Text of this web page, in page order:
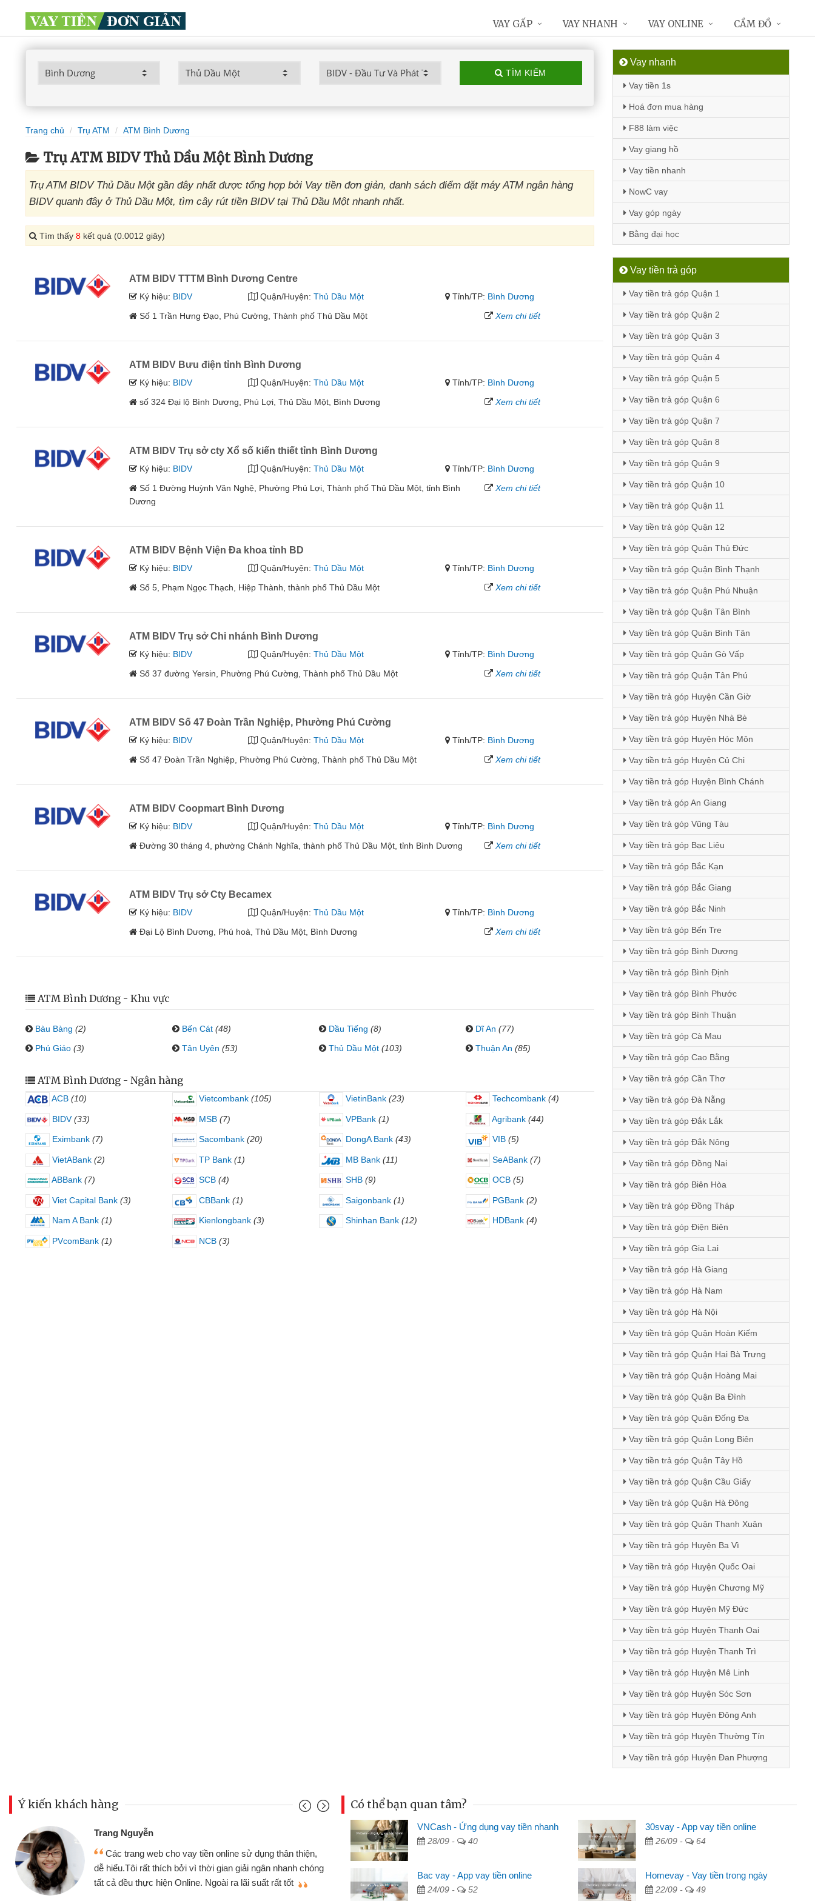
TÌM KIẾM
Trang chủ Trụ ATM ATM Bình Dương
Trụ ATM BIDV Thủ Dầu Một Bình Dương
Trụ ATM BIDV Thủ Dầu Một gần đây nhất được tổng hợp bởi Vay tiền đơn giản, danh sách điểm đặt máy ATM ngân hàng
BIDV quanh đây ở Thủ Dầu Một, tìm cây rút tiền BIDV tại Thủ Dầu Một nhanh nhất.
Tìm thấy 8 kết quả (0.0012 giây)
ATM BIDV TTTM Bình Dương Centre
Ký hiệu: BIDV Quận/Huyện: Thủ Dầu Một Tỉnh/TP: Bình Dương
Số 1 Trần Hưng Đạo, Phú Cường, Thành phố Thủ Dầu Một
Xem chi tiết
ATM BIDV Bưu điện tỉnh Bình Dương
Ký hiệu: BIDV Quận/Huyện: Thủ Dầu Một Tỉnh/TP: Bình Dương
số 324 Đại lộ Bình Dương, Phú Lợi, Thủ Dầu Một, Bình Dương
Xem chi tiết
ATM BIDV Trụ sở cty Xổ số kiến thiết tỉnh Bình Dương
Ký hiệu: BIDV Quận/Huyện: Thủ Dầu Một Tỉnh/TP: Bình Dương
Số 1 Đường Huỳnh Văn Nghệ, Phường Phú Lợi, Thành phố Thủ Dầu Một, tỉnh Bình
Dương
Xem chi tiết
ATM BIDV Bệnh Viện Đa khoa tỉnh BD
Ký hiệu: BIDV Quận/Huyện: Thủ Dầu Một Tỉnh/TP: Bình Dương
Số 5, Phạm Ngọc Thạch, Hiệp Thành, thành phố Thủ Dầu Một
Xem chi tiết
ATM BIDV Trụ sở Chi nhánh Bình Dương
Ký hiệu: BIDV Quận/Huyện: Thủ Dầu Một Tỉnh/TP: Bình Dương
Số 37 đường Yersin, Phường Phú Cường, Thành phố Thủ Dầu Một
Xem chi tiết
ATM BIDV Số 47 Đoàn Trần Nghiệp, Phường Phú Cường
Ký hiệu: BIDV Quận/Huyện: Thủ Dầu Một Tỉnh/TP: Bình Dương
Số 47 Đoàn Trần Nghiệp, Phường Phú Cường, Thành phố Thủ Dầu Một
Xem chi tiết
ATM BIDV Coopmart Bình Dương
Ký hiệu: BIDV Quận/Huyện: Thủ Dầu Một Tỉnh/TP: Bình Dương
Đường 30 tháng 4, phường Chánh Nghĩa, thành phố Thủ Dầu Một, tỉnh Bình Dương
Xem chi tiết
ATM BIDV Trụ sở Cty Becamex
Ký hiệu: BIDV Quận/Huyện: Thủ Dầu Một Tỉnh/TP: Bình Dương
Đại Lộ Bình Dương, Phú hoà, Thủ Dầu Một, Bình Dương
Xem chi tiết
ATM Bình Dương - Khu vực
Bàu Bàng (2) Bến Cát (48) Dầu Tiếng (8) Dĩ An (77)
Phú Giáo (3) Tân Uyên (53) Thủ Dầu Một (103) Thuận An (85)
ATM Bình Dương - Ngân hàng
ACB (10) Vietcombank (105) VietinBank (23) Techcombank (4)
BIDV (33) MSB (7) VPBank (1) Agribank (44)
Eximbank (7) Sacombank (20) DongA Bank (43) VIB (5)
VietABank (2) TP Bank (1) MB Bank (11) SeABank (7)
ABBank (7) SCB (4) SHB (9) OCB (5)
Viet Capital Bank (3) CBBank (1) Saigonbank (1) PGBank (2)
Nam A Bank (1) Kienlongbank (3) Shinhan Bank (12) HDBank (4)
PVcomBank (1) NCB (3)
Vay nhanh
Vay tiền 1s
Hoá đơn mua hàng
F88 làm việc
Vay giang hồ
Vay tiền nhanh
NowC vay
Vay góp ngày
Bằng đại học
Vay tiền trả góp
Vay tiền trả góp Quận 1
Vay tiền trả góp Quận 2
Vay tiền trả góp Quận 3
Vay tiền trả góp Quận 4
Vay tiền trả góp Quận 5
Vay tiền trả góp Quận 6
Vay tiền trả góp Quận 7
Vay tiền trả góp Quận 8
Vay tiền trả góp Quận 9
Vay tiền trả góp Quận 10
Vay tiền trả góp Quận 11
Vay tiền trả góp Quận 12
Vay tiền trả góp Quận Thủ Đức
Vay tiền trả góp Quận Bình Thạnh
Vay tiền trả góp Quận Phú Nhuận
Vay tiền trả góp Quận Tân Bình
Vay tiền trả góp Quận Bình Tân
Vay tiền trả góp Quận Gò Vấp
Vay tiền trả góp Quận Tân Phú
Vay tiền trả góp Huyện Cần Giờ
Vay tiền trả góp Huyện Nhà Bè
Vay tiền trả góp Huyện Hóc Môn
Vay tiền trả góp Huyện Củ Chi
Vay tiền trả góp Huyện Bình Chánh
Vay tiền trả góp An Giang
Vay tiền trả góp Vũng Tàu
Vay tiền trả góp Bạc Liêu
Vay tiền trả góp Bắc Kạn
Vay tiền trả góp Bắc Giang
Vay tiền trả góp Bắc Ninh
Vay tiền trả góp Bến Tre
Vay tiền trả góp Bình Dương
Vay tiền trả góp Bình Định
Vay tiền trả góp Bình Phước
Vay tiền trả góp Bình Thuận
Vay tiền trả góp Cà Mau
Vay tiền trả góp Cao Bằng
Vay tiền trả góp Cần Thơ
Vay tiền trả góp Đà Nẵng
Vay tiền trả góp Đắk Lắk
Vay tiền trả góp Đắk Nông
Vay tiền trả góp Đồng Nai
Vay tiền trả góp Biên Hòa
Vay tiền trả góp Đồng Tháp
Vay tiền trả góp Điện Biên
Vay tiền trả góp Gia Lai
Vay tiền trả góp Hà Giang
Vay tiền trả góp Hà Nam
Vay tiền trả góp Hà Nội
Vay tiền trả góp Quận Hoàn Kiếm
Vay tiền trả góp Quận Hai Bà Trưng
Vay tiền trả góp Quận Hoàng Mai
Vay tiền trả góp Quận Ba Đình
Vay tiền trả góp Quận Đống Đa
Vay tiền trả góp Quận Long Biên
Vay tiền trả góp Quận Tây Hồ
Vay tiền trả góp Quận Cầu Giấy
Vay tiền trả góp Quận Hà Đông
Vay tiền trả góp Quận Thanh Xuân
Vay tiền trả góp Huyện Ba Vì
Vay tiền trả góp Huyện Quốc Oai
Vay tiền trả góp Huyện Chương Mỹ
Vay tiền trả góp Huyện Mỹ Đức
Vay tiền trả góp Huyện Thanh Oai
Vay tiền trả góp Huyện Thanh Trì
Vay tiền trả góp Huyện Mê Linh
Vay tiền trả góp Huyện Sóc Sơn
Vay tiền trả góp Huyện Đông Anh
Vay tiền trả góp Huyện Thường Tín
Vay tiền trả góp Huyện Đan Phượng
VAY GẤP VAY NHANH VAY ONLINE CẦM ĐỒ
Ý kiến khách hàng
thiện,
chóng
Đoàn Hữu Cảnh
Mình cần tiền gấp nên định cầm cố chiếc xe wave
nhưng thật may đã có gói vay tiền bằng CMND online
không cần gặp mặt nên rất tiện lợi, sẽ giới thiệu cho bạn
Mai Lan - Sinh viên
Tôi biết đến thông qua quảng cáo trên facebook. Tôi là
sinh viên nên cần đóng tiền nhà, sinh nhật bạn bè, mà đọc
thấy thủ tục nhanh gọn nên tôi quyết định vay
Có thể bạn quan tâm?
VNCash - Ứng dụng vay tiền nhanh
28/09 - 40
30svay - App vay tiền online
26/09 - 64
Bac vay - App vay tiền online
24/09 - 52
Homevay - Vay tiền trong ngày
22/09 - 49